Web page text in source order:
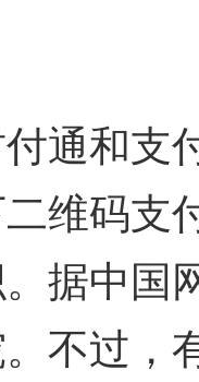
和支
维码支
据中国
不过，